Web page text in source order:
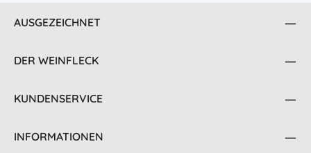
AUSGEZEICHNET
DER WEINFLECK
KUNDENSERVICE
INFORMATIONEN